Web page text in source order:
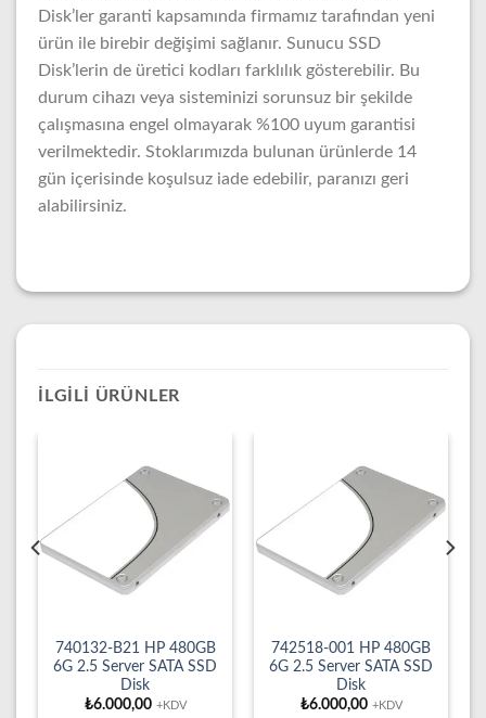
Disk’ler garanti kapsamında firmamız tarafından yeni
ürün ile birebir değişimi sağlanır. Sunucu SSD
Disk’lerin de üretici kodları farklılık gösterebilir. Bu
durum cihazı veya sisteminizi sorunsuz bir şekilde
çalışmasına engel olmayarak %100 uyum garantisi
verilmektedir. Stoklarımızda bulunan ürünlerde 14
gün içerisinde koşulsuz iade edebilir, paranızı geri
alabilirsiniz.
İLGILI ÜRÜNLER
740132-B21 HP 480GB
6G 2.5 Server SATA SSD
Disk
₺6.000,00 +KDV
742518-001 HP 480GB
6G 2.5 Server SATA SSD
Disk
₺6.000,00 +KDV